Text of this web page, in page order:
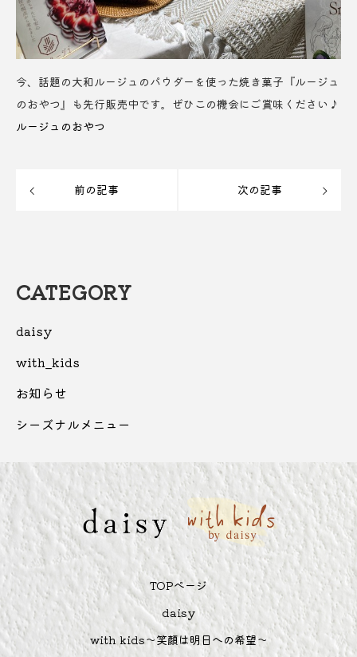
今、話題の大和ルージュのパウダーを使った焼き菓子『ルージュ
のおやつ』も先行販売中です。ぜひこの機会にご賞味ください♪
ルージュのおやつ
前の記事 次の記事
CATEGORY
daisy
with_kids
お知らせ
シーズナルメニュー
TOPぺージ
daisy
with kids～笑顔は明日への希望～